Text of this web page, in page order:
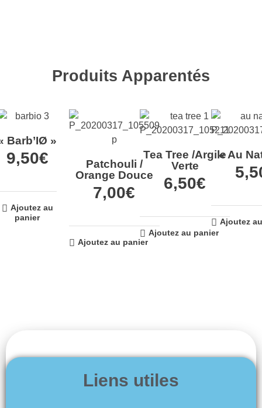
Produits Apparentés
Barb’IØ »
9,50€
Ajoutez au
panier
Patchouli /
Orange Douce
7,00€
Ajoutez au panier
Tea Tree /Argile
Verte
6,50€
Ajoutez au panier
« Au
Ajoutez
Liens utiles